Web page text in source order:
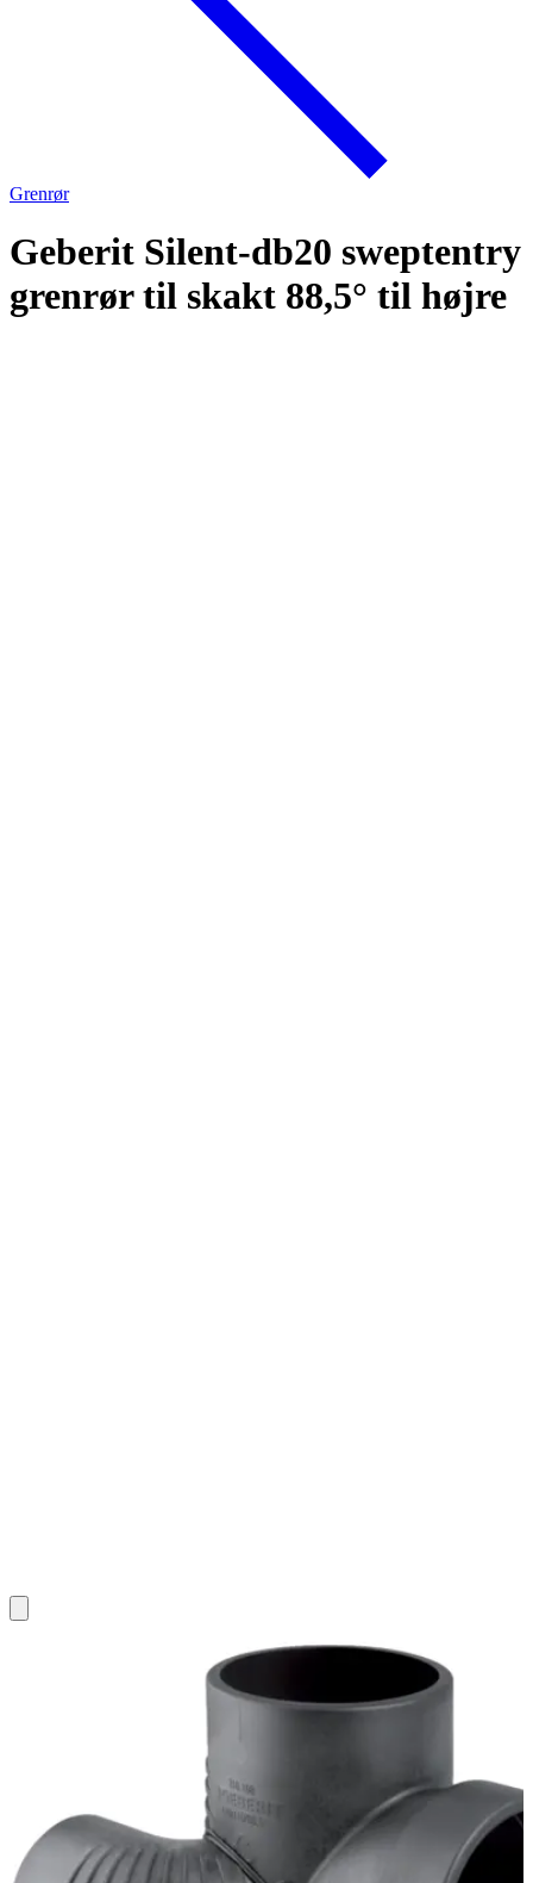
Grenrør
Geberit Silent-db20 sweptentry
grenrør til skakt 88,5° til højre